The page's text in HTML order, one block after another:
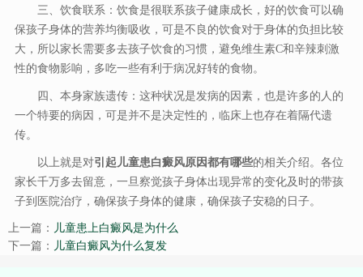
三、饮食联系：饮食是很联系孩子健康成长，好的饮食可以确
保孩子身体的营养均衡吸收，可是不良的饮食对于身体的负担比较
大，所以家长需要多去孩子饮食的习惯，避免维生素C和辛辣刺激
性的食物影响，多吃一些有利于病况好转的食物。
四、本身家族遗传：这种状况是发病的因素，也是许多的人的
一个特要的病因，可是并不是决定性的，临床上也存在着隔代遗
传。
以上就是对引起儿童患白癜风原因都有哪些的相关介绍。各位
家长千万多去留意，一旦察觉孩子身体出现异常的变化及时的带孩
子到医院治疗，确保孩子身体的健康，确保孩子安稳的日子。
上一篇： 儿童患上白癜风是为什么
下一篇： 儿童白癜风为什么复发